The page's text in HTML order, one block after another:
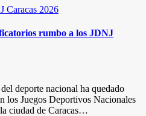
Caracas 2026
rumbo a los JDNJ
deporte nacional ha quedado
los Juegos Deportivos Nacionales
ciudad de Caracas…